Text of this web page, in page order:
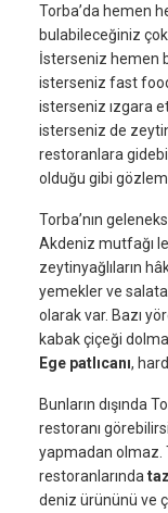
Torba’da hemen
bulabileceğiniz
İsterseniz hemen
isterseniz fast
isterseniz ızgara
isterseniz de
restoranlara
olduğu gibi
Torba’nın
Akdeniz mutfağı
zeytinyağlıların
yemekler ve
olarak var. Bazı
kabak çiçeği
Ege patlıcanı,
Bunların dışında
restoranı
yapmadan olmaz.
restoranlarında
deniz ürününü ve